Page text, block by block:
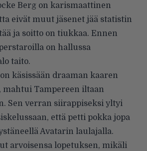
Berg on karismaattinen
eivät muut jäsenet jää statistin
ja soitto on tiukkaa. Ennen
on hallussa
taito.
käsissään draaman kaaren
Tampereen iltaan
Sen verran siirappiseksi yltyi
että petti pokka jopa
Avatarin laulajalla.
arvoisensa lopetuksen, mikäli